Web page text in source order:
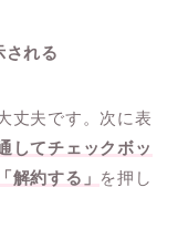
される
丈夫です。次に表
してチェックボッ
解約する」 を押し